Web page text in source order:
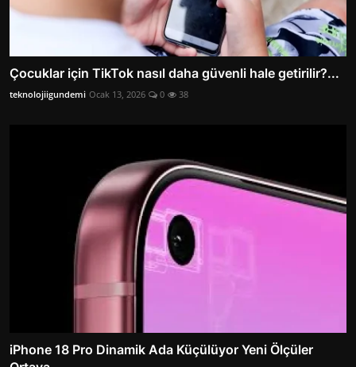
Çocuklar için TikTok nasıl daha güvenli hale getirilir?...
teknolojiigundemi Ocak 13, 2026 0 38
iPhone 18 Pro Dinamik Ada Küçülüyor Yeni Ölçüler